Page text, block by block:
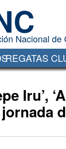
Nacional de
Virtual de
REGATAS
Iru’,